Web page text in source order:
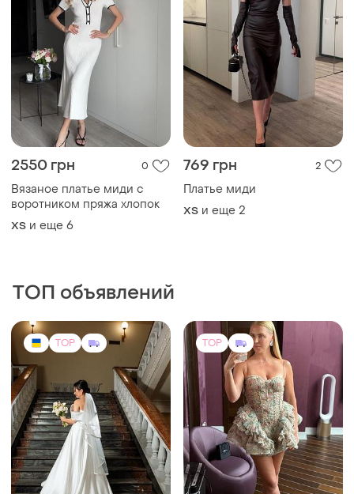
2550 грн 0
Вязаное платье миди с
воротником пряжа хлопок
ХS и еще 6
769 грн 2
Платье миди
ХS и еще 2
ТОП объявлений
TOP TOP